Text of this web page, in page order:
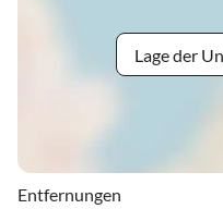
Lage der
Entfernungen